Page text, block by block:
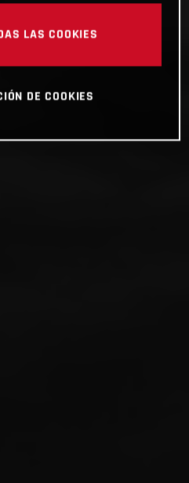
LAS COOKIES
DE COOKIES